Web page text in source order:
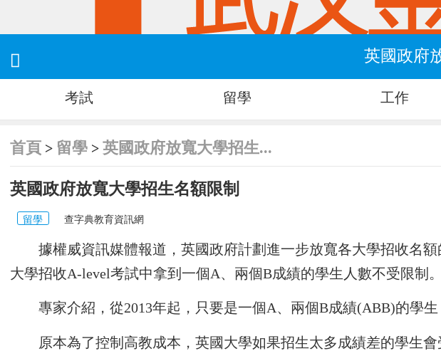
 英國政府
考試 留學 工作
首頁 > 留學 >英國政府放寬大學招生...
英國政府放寬大學招生名額限制
留學 查字典教育資訊網
據權威資訊媒體報道，英國政府計劃進一步放寬各大學招收名
大學招收A-level考試中拿到一個A、兩個B成績的學生人數不受限制
專家介紹，從2013年起，只要是一個A、兩個B成績(ABB)的學
原本為了控制高教成本，英國大學如果招生太多成績差的學生